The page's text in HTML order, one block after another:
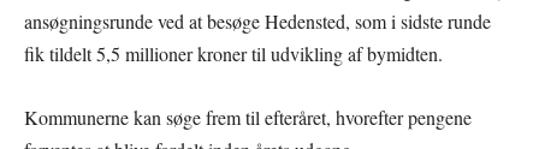
ansøgningsrunde ved at besøge Hedensted, som i sidste runde
fik tildelt 5,5 millioner kroner til udvikling af bymidten.
Kommunerne kan søge frem til efteråret, hvorefter pengene